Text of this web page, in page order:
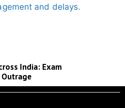
India: Exam
Outrage